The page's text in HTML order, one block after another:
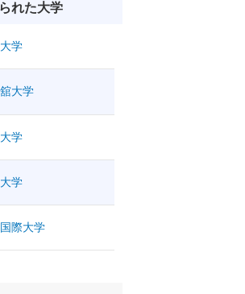
れた大学
学
大学
学
学
際大学